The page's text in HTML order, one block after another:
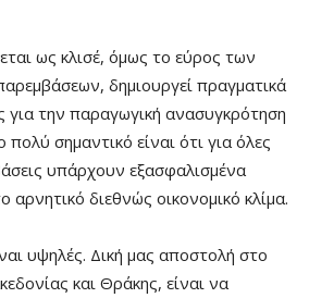
ως κλισέ, όμως το εύρος των
δημιουργεί πραγματικά
για την παραγωγική ανασυγκρότηση
σημαντικό είναι ότι για όλες
υπάρχουν εξασφαλισμένα
αρνητικό διεθνώς οικονομικό κλίμα.
υψηλές. Δική μας αποστολή στο
και Θράκης, είναι να